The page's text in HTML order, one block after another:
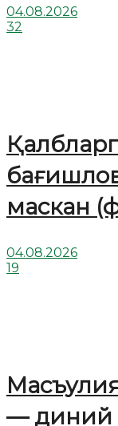
04.08.2026
32
маскан
04.08.2026
19
— диний